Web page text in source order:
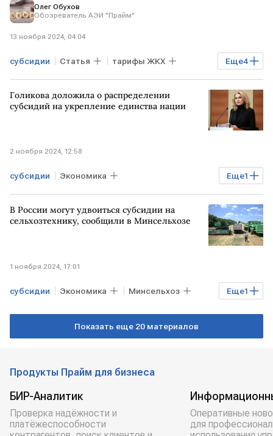
Олег Обухов
Обозреватель АЭИ "Прайм"
13 ноября 2024, 04:04
Еще4
субсидии Статья тарифы ЖКХ
ЖКУ коммунальные услуги
потребители коммунальных услуг
Голикова доложила о распределении
субсидий на укрепление единства нации
2 ноября 2024, 12:58
Еще1
субсидии Экономика
Татьяна Голикова регионы России
В России могут удвоиться субсидии на
сельхозтехнику, сообщили в Минсельхозе
1 ноября 2024, 17:01
Еще1
субсидии Экономика Минсельхоз
сельхозтехника
Показать еще 20 материалов
Продукты Прайм для бизнеса
БИР-Аналитик
Проверка надёжности и
платёжеспособности
Оперативные
для